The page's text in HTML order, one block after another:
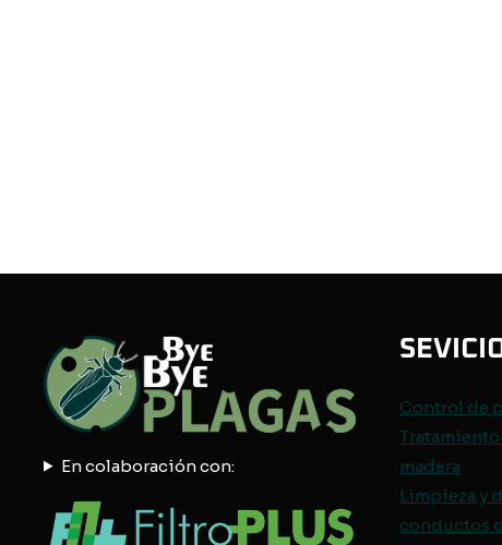
En colaboración con:
Control de
madera
Limpieza y
conductos